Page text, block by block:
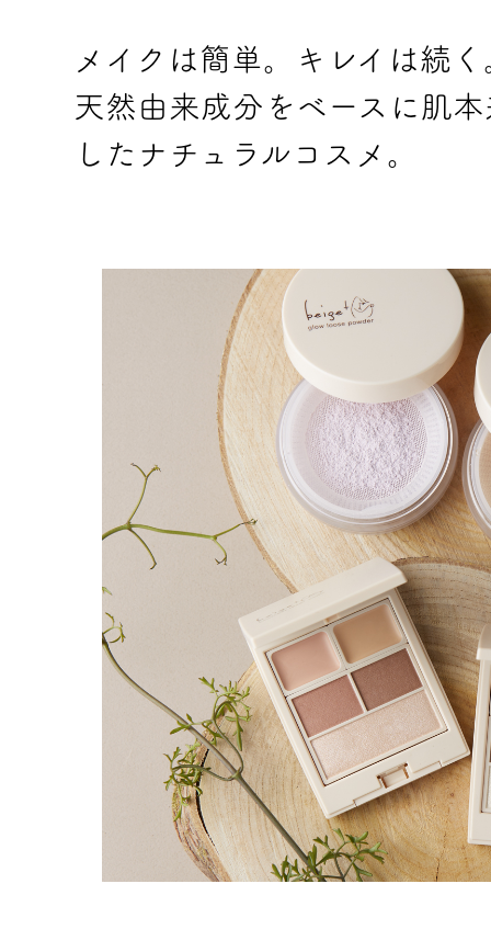
メイクは簡単。キレイは続く
天然由来成分をベースに肌
したナチュラルコスメ。